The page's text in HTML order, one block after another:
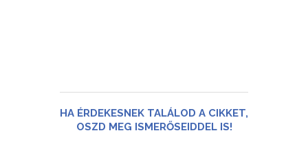
HA ÉRDEKESNEK TALÁLOD A CIKKET,
OSZD MEG ISMERŐSEIDDEL IS!